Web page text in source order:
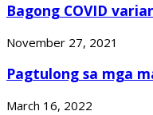
Bagong COVID
November 27, 2021
Pagtulong sa mga
March 16, 2022